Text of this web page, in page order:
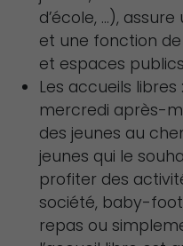
d’école, …),
et une fonction
et espaces
Les accueils libres
mercredi après-
des jeunes au
jeunes qui le
profiter des
société, baby-
repas ou